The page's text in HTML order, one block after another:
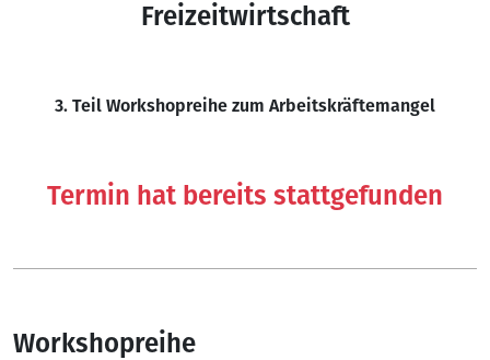
Freizeitwirtschaft
3. Teil Workshopreihe zum Arbeitskräftemangel
Termin hat bereits stattgefunden
Workshopreihe